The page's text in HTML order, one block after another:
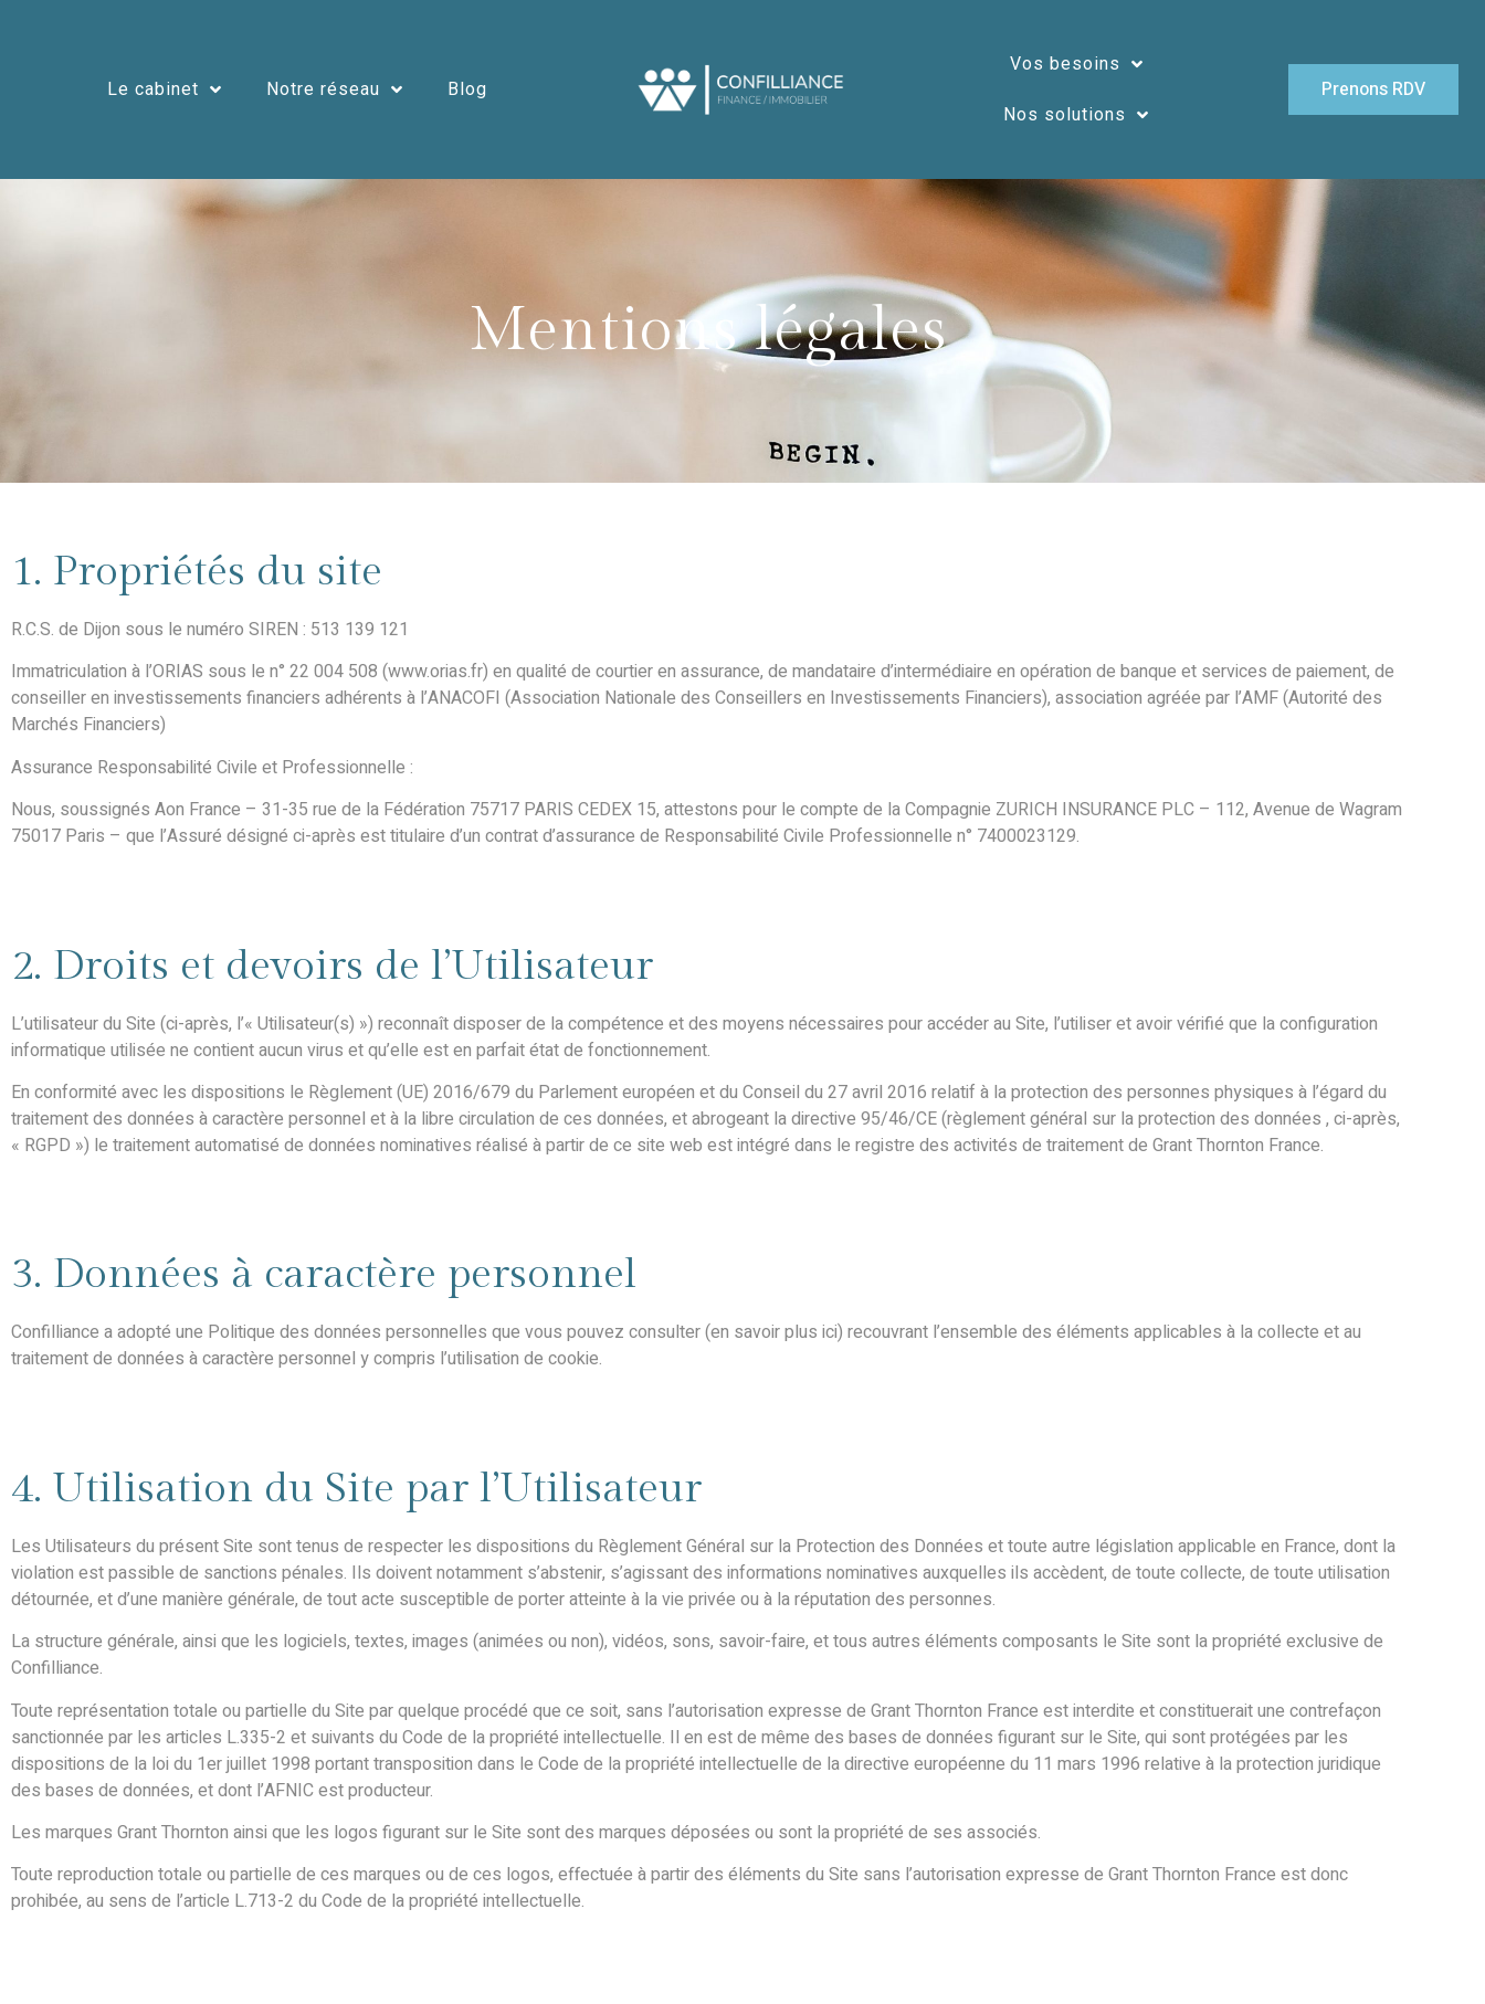
Le cabinet Notre réseau Blog
Vos besoins
Nos solutions
Prenons RDV
Mentions légales
1. Propriétés du site
R.C.S. de Dijon sous le numéro SIREN : 513 139 121
Immatriculation à l’ORIAS sous le n° 22 004 508 (www.orias.fr) en qualité de courtier en assurance, de mandataire d’intermédiaire en opération de banque et services de paiement, de
conseiller en investissements financiers adhérents à l’ANACOFI (Association Nationale des Conseillers en Investissements Financiers), association agréée par l’AMF (Autorité des
Marchés Financiers)
Assurance Responsabilité Civile et Professionnelle :
Nous, soussignés Aon France – 31-35 rue de la Fédération 75717 PARIS CEDEX 15, attestons pour le compte de la Compagnie ZURICH INSURANCE PLC – 112, Avenue de Wagram
75017 Paris – que l’Assuré désigné ci-après est titulaire d’un contrat d’assurance de Responsabilité Civile Professionnelle n° 7400023129.
2. Droits et devoirs de l’Utilisateur
L’utilisateur du Site (ci-après, l’« Utilisateur(s) ») reconnaît disposer de la compétence et des moyens nécessaires pour accéder au Site, l’utiliser et avoir vérifié que la configuration
informatique utilisée ne contient aucun virus et qu’elle est en parfait état de fonctionnement.
En conformité avec les dispositions le Règlement (UE) 2016/679 du Parlement européen et du Conseil du 27 avril 2016 relatif à la protection des personnes physiques à l’égard du
traitement des données à caractère personnel et à la libre circulation de ces données, et abrogeant la directive 95/46/CE (règlement général sur la protection des données , ci-après,
« RGPD ») le traitement automatisé de données nominatives réalisé à partir de ce site web est intégré dans le registre des activités de traitement de Grant Thornton France.
3. Données à caractère personnel
Confilliance a adopté une Politique des données personnelles que vous pouvez consulter (en savoir plus ici) recouvrant l’ensemble des éléments applicables à la collecte et au
traitement de données à caractère personnel y compris l’utilisation de cookie.
4. Utilisation du Site par l’Utilisateur
Les Utilisateurs du présent Site sont tenus de respecter les dispositions du Règlement Général sur la Protection des Données et toute autre législation applicable en France, dont la
violation est passible de sanctions pénales. Ils doivent notamment s’abstenir, s’agissant des informations nominatives auxquelles ils accèdent, de toute collecte, de toute utilisation
détournée, et d’une manière générale, de tout acte susceptible de porter atteinte à la vie privée ou à la réputation des personnes.
La structure générale, ainsi que les logiciels, textes, images (animées ou non), vidéos, sons, savoir-faire, et tous autres éléments composants le Site sont la propriété exclusive de
Confilliance.
Toute représentation totale ou partielle du Site par quelque procédé que ce soit, sans l’autorisation expresse de Grant Thornton France est interdite et constituerait une contrefaçon
sanctionnée par les articles L.335-2 et suivants du Code de la propriété intellectuelle. Il en est de même des bases de données figurant sur le Site, qui sont protégées par les
dispositions de la loi du 1er juillet 1998 portant transposition dans le Code de la propriété intellectuelle de la directive européenne du 11 mars 1996 relative à la protection juridique
des bases de données, et dont l’AFNIC est producteur.
Les marques Grant Thornton ainsi que les logos figurant sur le Site sont des marques déposées ou sont la propriété de ses associés.
Toute reproduction totale ou partielle de ces marques ou de ces logos, effectuée à partir des éléments du Site sans l’autorisation expresse de Grant Thornton France est donc
prohibée, au sens de l’article L.713-2 du Code de la propriété intellectuelle.